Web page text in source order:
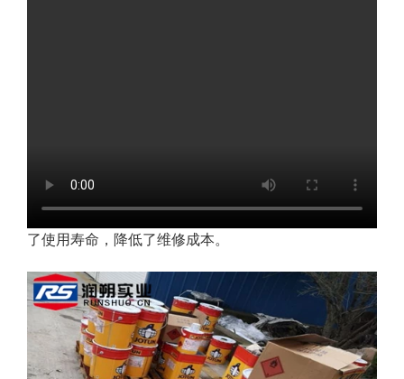
了使用寿命，降低了维修成本。